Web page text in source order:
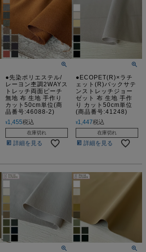
●先染ポリエステル/
レーヨン杢調2WAYス
トレッチ両面ピーチ
無地 布 生地 手作り
カット50cm単位(商
品番号:46088-2)
¥1,455税込
在庫切れ
詳細を見る
●ECOPET(R)×ラチ
ェット(R)バックサテ
ンストレッチジョー
ゼット 布 生地 手作
り カット50cm単位
(商品番号:41248)
¥1,447税込
在庫切れ
詳細を見る